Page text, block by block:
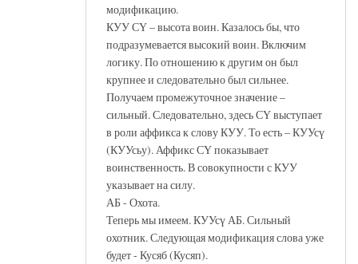
модификацию.
КУУ СҮ – высота воин. Казалось бы, что
подразумевается высокий воин. Включим
логику. По отношению к другим он был
крупнее и следовательно был сильнее.
Получаем промежуточное значение –
сильный. Следовательно, здесь СҮ выступает
в роли аффикса к слову КУУ. То есть – КУУсү
(КУУсьу). Аффикс СҮ показывает
воинственность. В совокупности с КУУ
указывает на силу.
АБ - Охота.
Теперь мы имеем. КУУсү АБ. Сильный
охотник. Следующая модификация слова уже
будет - Кусяб (Кусяп).